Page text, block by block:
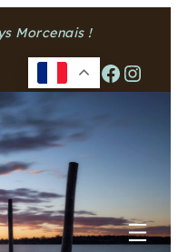
Morcenais !
Facebook Instagram